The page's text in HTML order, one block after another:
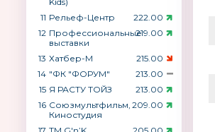
11 Рельеф-Центр
222.00
12 Профессиональные
выставки
219.00
13 Хатбер-М
215.00
14 "ФК "ФОРУМ"
213.00
15 Я РАСТУ ТОЙЗ
213.00
16 Союзмультфильм,
Киностудия
209.00